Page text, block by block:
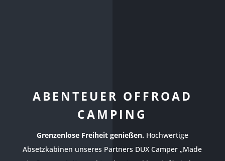
ABENTEUER OFFROAD
CAMPING
Grenzenlose Freiheit genießen.Hochwertige
Absetzkabinen unseres Partners DUX Camper „Made